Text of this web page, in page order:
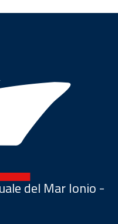
del Mar Ionio -